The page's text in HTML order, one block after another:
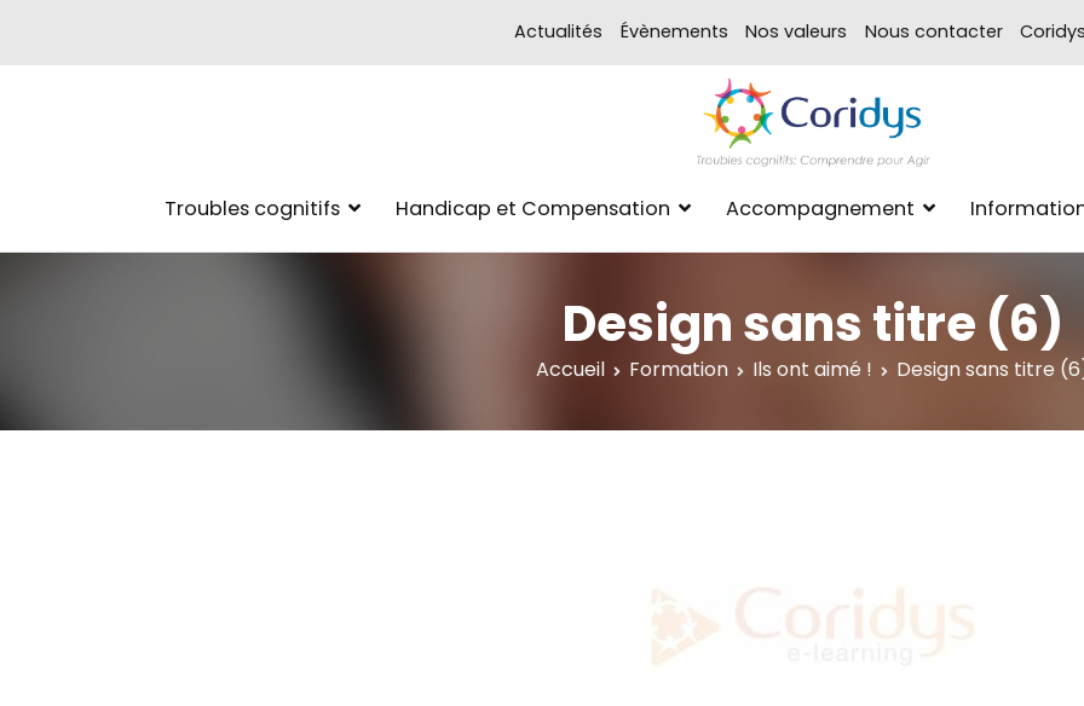
Actualités Évènements Nos valeurs Nous contacter
xpertise
Troubles cognitifs Handicap et Compensation Accompagnement
Design sans titre (6)
Accueil Formation Ils ont aimé ! Design sans titre